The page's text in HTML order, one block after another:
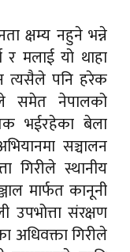
क्षम्य नहुने भन्ने
मलाई यो थाहा
त्यसैले पनि हरेक
समेत नेपालको
भईरहेका बेला
सञ्चालन
गिरीले स्थानीय
मार्फत कानूनी
उपभोत्ता संरक्षण
अधिवक्ता गिरीले